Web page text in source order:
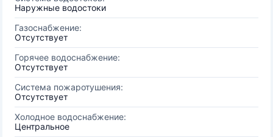
Наружные водостоки
Газоснабжение:
Отсутствует
Горячее водоснабжение:
Отсутствует
Система пожаротушения:
Отсутствует
Холодное водоснабжение:
Центральное